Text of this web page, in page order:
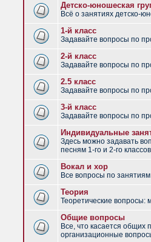
Детско-юношеская
Всё о занятиях детско-
1-й класс
Задавайте вопросы по
2-й класс
Задавайте вопросы по
2.5 класс
Задавайте вопросы по
3-й класс
Задавайте вопросы по
Индивидуальные
Здесь можно задавать
песням 1-го и 2-го классов
Вокал и хор
Все вопросы по
Теория
Теоретические вопросы:
Общие вопросы
Все, что касается
организационные